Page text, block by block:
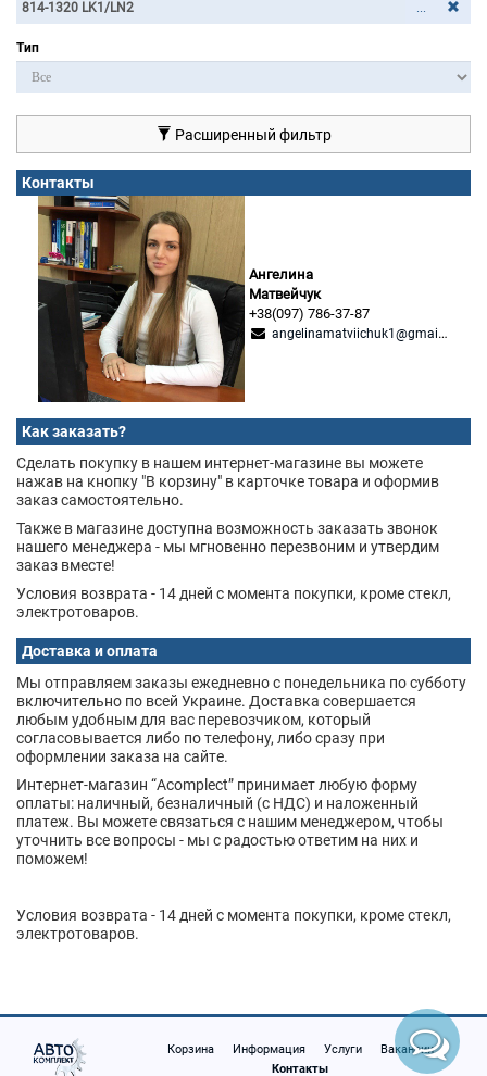
...
Тип
Расширенный фильтр
Контакты
Ангелина
Матвейчук
+38(097) 786-37-87
angelinamatviichuk1@gmail.com
Как заказать?
Сделать покупку в нашем интернет-магазине вы можете
нажав на кнопку "В корзину" в карточке товара и оформив
заказ самостоятельно.
Также в магазине доступна возможность заказать звонок
нашего менеджера - мы мгновенно перезвоним и утвердим
заказ вместе!
Условия возврата - 14 дней с момента покупки, кроме стекл,
электротоваров.
Доставка и оплата
Мы отправляем заказы ежедневно с понедельника по субботу
включительно по всей Украине. Доставка совершается
любым удобным для вас перевозчиком, который
согласовывается либо по телефону, либо сразу при
оформлении заказа на сайте.
Интернет-магазин “Acomplect” принимает любую форму
оплаты: наличный, безналичный (с НДС) и наложенный
платеж. Вы можете связаться с нашим менеджером, чтобы
уточнить все вопросы - мы с радостью ответим на них и
поможем!
Условия возврата - 14 дней с момента покупки, кроме стекл,
электротоваров.
Корзина Информация Услуги
Вакансии
Контакты